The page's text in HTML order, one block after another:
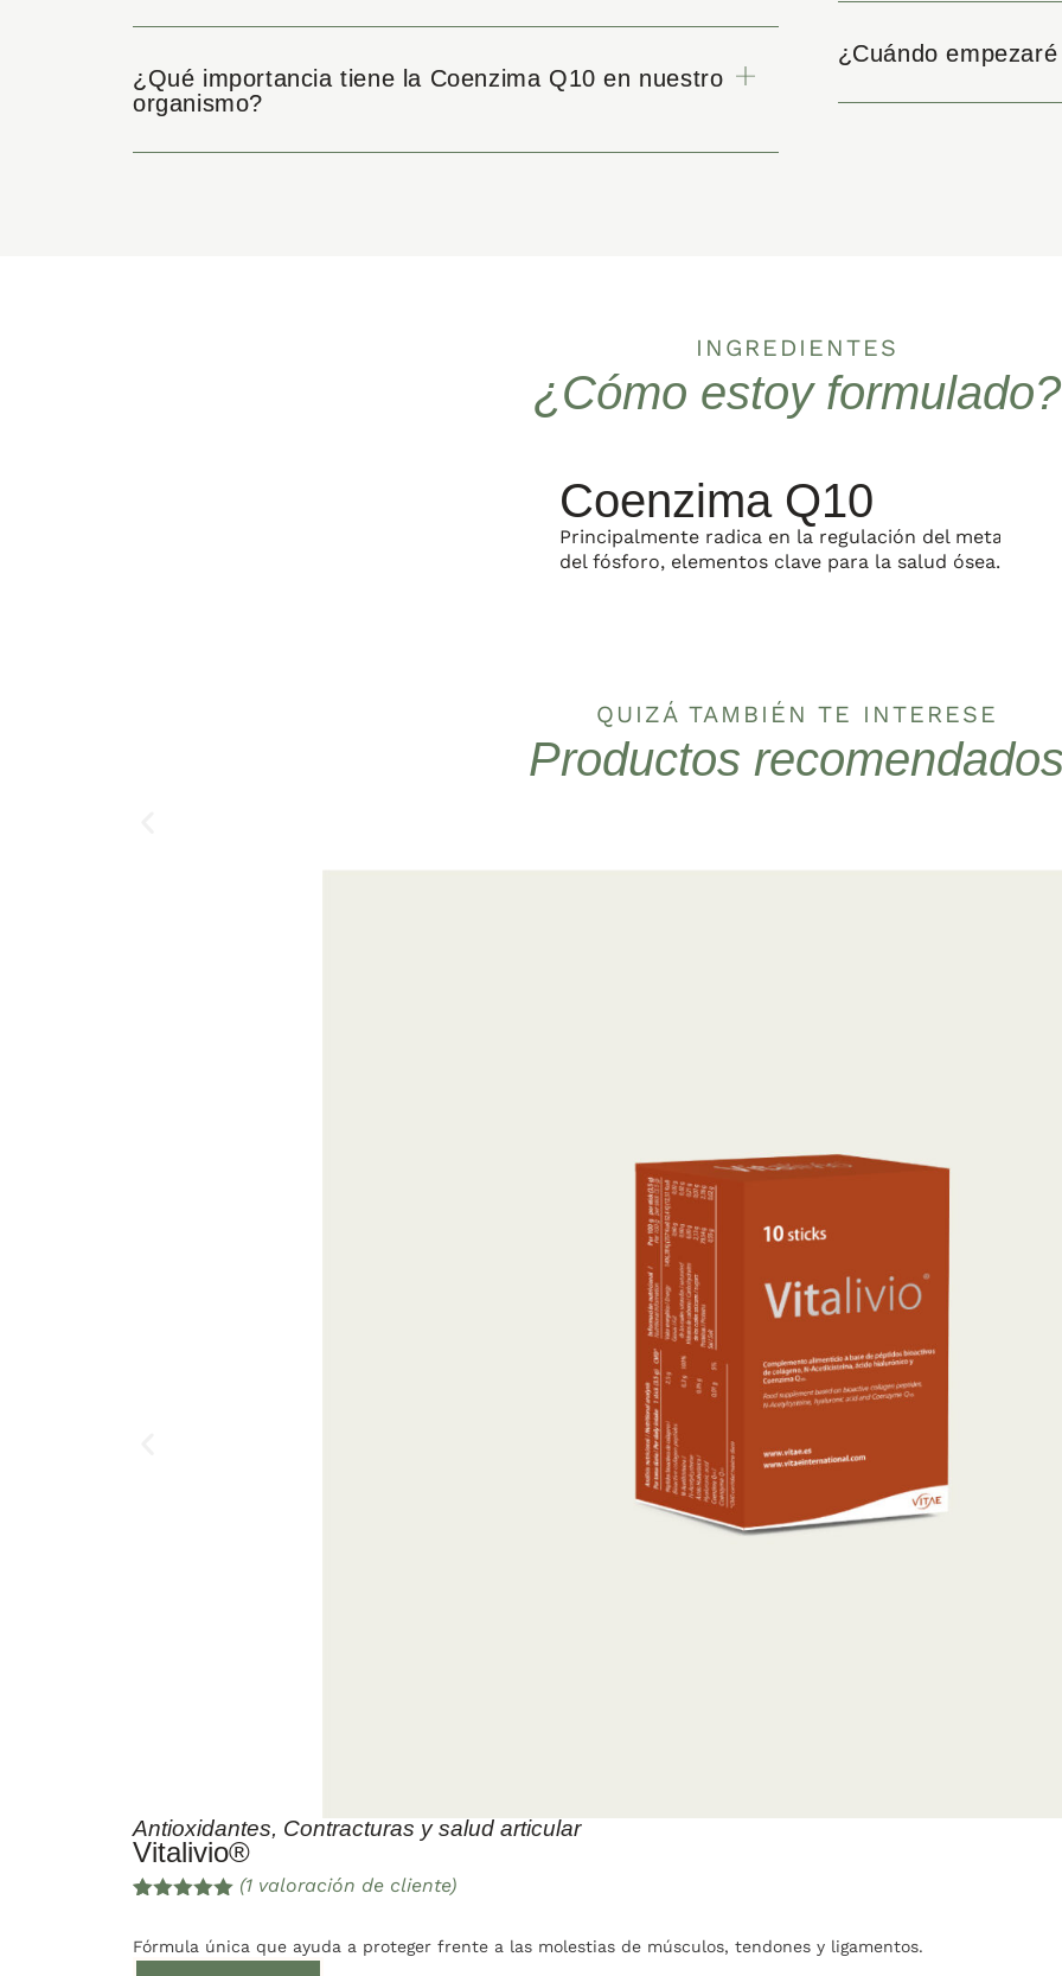
¿Qué importancia tiene la Coenzima Q10 en nuestro
organismo?
¿Cuándo
INGREDIENTES
¿Cómo estoy formulado?
Coenzima Q10
Principalmente radica en la regulación del
del fósforo, elementos clave para la salud ósea.
QUIZÁ TAMBIÉN TE INTERESE
Productos recomendados
Antioxidantes, Contracturas y salud articular
Vitalivio®
5 en base
(1 valoración de cliente)
Fórmula única que ayuda a proteger frente a las molestias de músculos, tendones y ligamentos.